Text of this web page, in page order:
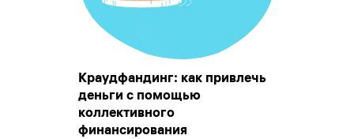
Краудфандинг: как привлечь
деньги с помощью
коллективного
финансирования